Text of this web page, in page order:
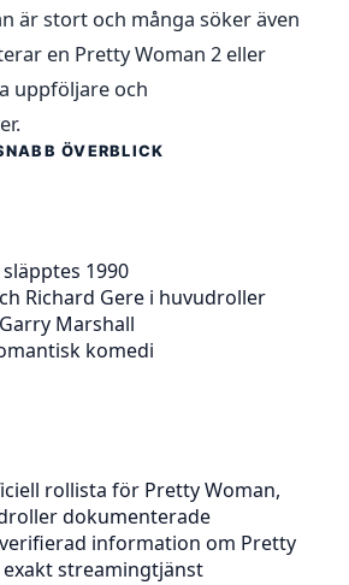
är stort och många söker även
en Pretty Woman 2 eller
uppföljare och
ÖVERBLICK
1990
Richard Gere i huvudroller
Marshall
komedi
rollista för Pretty Woman,
dokumenterade
information om Pretty
streamingtjänst